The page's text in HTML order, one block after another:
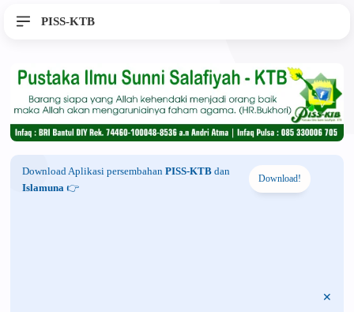
PISS-KTB
Download Aplikasi persembahan PISS-KTB dan
Islamuna 👉
Download!